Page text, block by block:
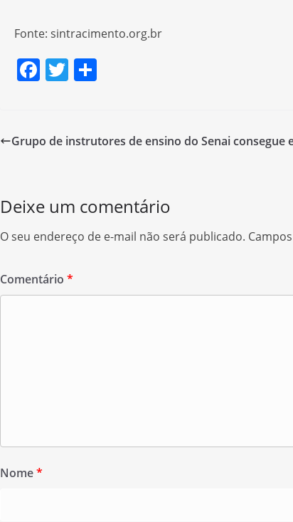
Fonte: sintracimento.org.br
F
e
o
k
T
er e
Grupo de instrutores de ensino do Senai consegue
Deixe um comentário
O seu endereço de e-mail não será publicado.
Comentário *
Nome*